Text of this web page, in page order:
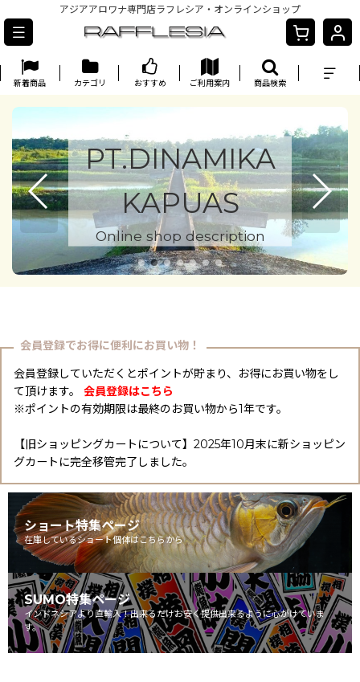
アジアアロワナ専門店ラフレシア・オンラインショップ
新着商品 カテゴリ おすすめ ご利用案内 商品検索
PT.DINAMIKA
KAPUAS
Online shop description
会員登録でお得に便利にお買い物！
会員登録していただくとポイントが貯まり、お得にお買い物をし
て頂けます。
会員登録はこちら
※ポイントの有効期限は最終のお買い物から1年です。
【旧ショッピングカートについて】2025年10月末に新ショッピン
グカートに完全移管完了しました。
ショート特集ページ
在庫しているショート個体はこちらから
SUMO特集ページ
インドネシアより直輸入！出来るだけお安く提供出来るように心がけていま
す。